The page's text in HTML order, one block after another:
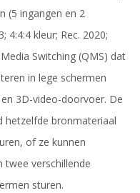
(5 ingangen en 2
4:4:4 kleur; Rec. 2020;
Switching (QMS) dat
in lege schermen
3D-video-doorvoer. De
hetzelfde bronmateriaal
of ze kunnen
twee verschillende
sturen.